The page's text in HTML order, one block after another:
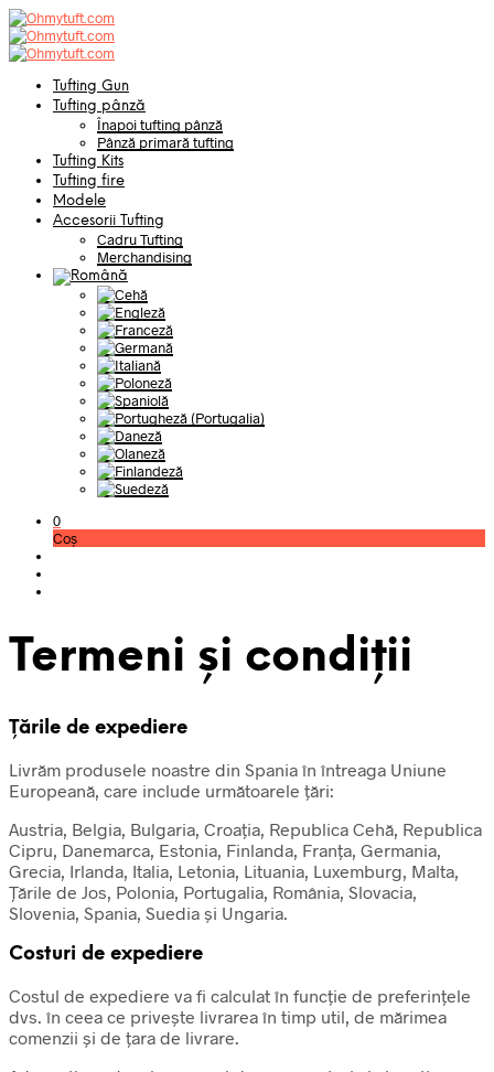
Tufting Gun
Tufting pânză
Înapoi tufting pânză
Pânză primară tufting
Tufting Kits
Tufting fire
Modele
Accesorii Tufting
Cadru Tufting
Merchandising
0
Coș
Termeni și condiții
Țările de expediere
Livrăm produsele noastre din Spania în întreaga Uniune
Europeană, care include următoarele țări:
Austria, Belgia, Bulgaria, Croația, Republica Cehă, Republica
Cipru, Danemarca, Estonia, Finlanda, Franța, Germania,
Grecia, Irlanda, Italia, Letonia, Lituania, Luxemburg, Malta,
Țările de Jos, Polonia, Portugalia, România, Slovacia,
Slovenia, Spania, Suedia și Ungaria.
Costuri de expediere
Costul de expediere va fi calculat în funcție de preferințele
dvs. în ceea ce privește livrarea în timp util, de mărimea
comenzii și de țara de livrare.